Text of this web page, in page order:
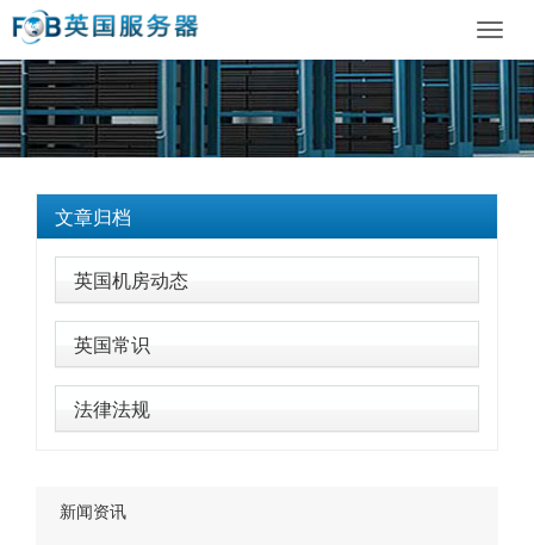
文章归档
英国机房动态
英国常识
法律法规
新闻资讯